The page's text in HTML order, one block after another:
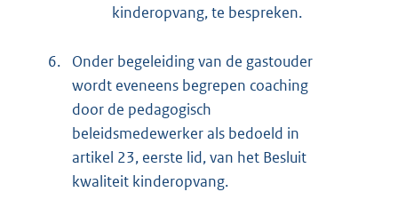
kinderopvang, te bespreken.
6.
Onder begeleiding van de gastouder
wordt eveneens begrepen coaching
door de pedagogisch
beleidsmedewerker als bedoeld in
artikel 23, eerste lid, van het Besluit
kwaliteit kinderopvang.